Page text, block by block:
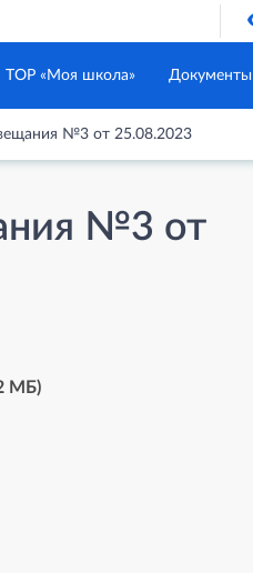
ТОР «Моя школа» Документы
№3 от 25.08.2023
№3 от
MБ)